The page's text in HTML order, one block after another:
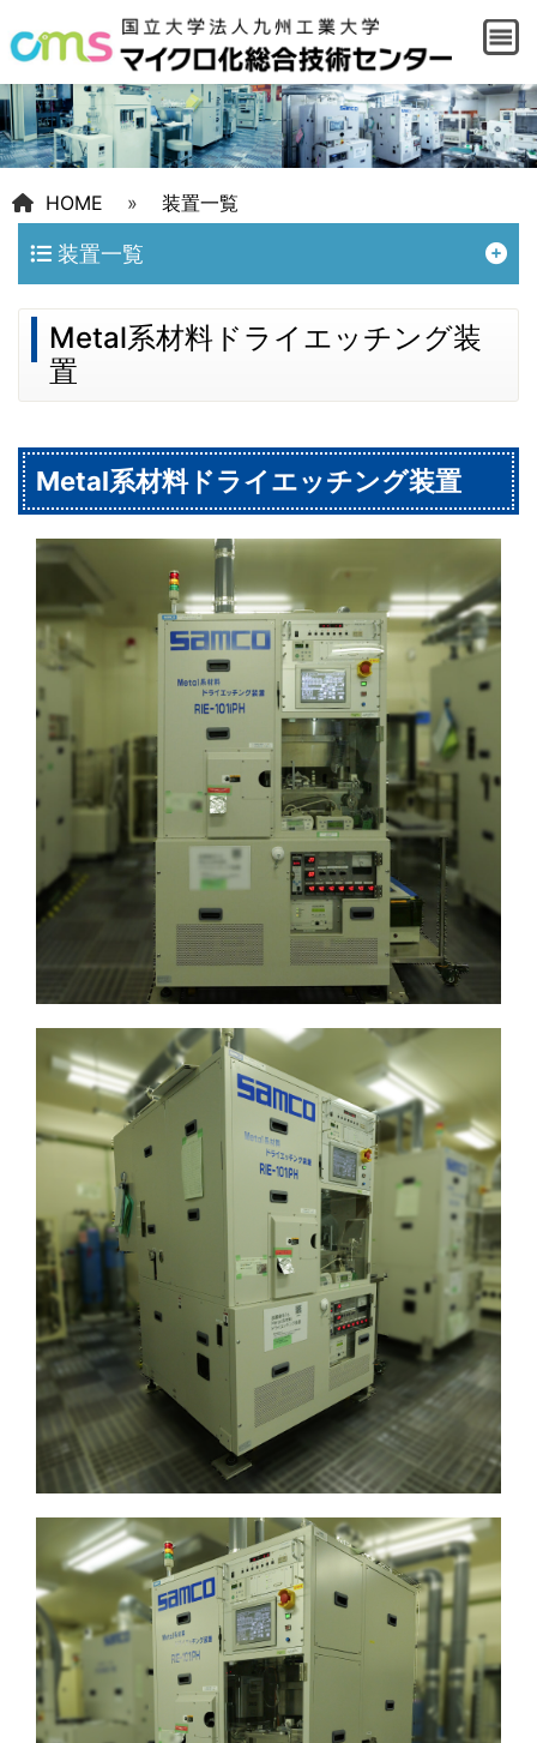
HOME » 装置一覧
装置一覧
Metal系材料ドライエッチング装
置
Metal系材料ドライエッチング装置